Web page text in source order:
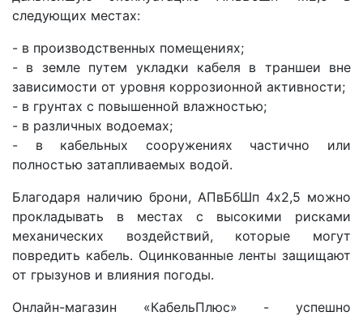
следующих местах:
- в производственных помещениях;
- в земле путем укладки кабеля в траншеи вне
зависимости от уровня коррозионной активности;
- в грунтах с повышенной влажностью;
- в различных водоемах;
- в кабельных сооружениях частично или
полностью затапливаемых водой.
Благодаря наличию брони, АПвБбШп 4x2,5 можно
прокладывать в местах с высокими рисками
механических воздействий, которые могут
повредить кабель. Оцинкованные ленты защищают
от грызунов и влияния погоды.
Онлайн-магазин «КабельПлюс» - успешно